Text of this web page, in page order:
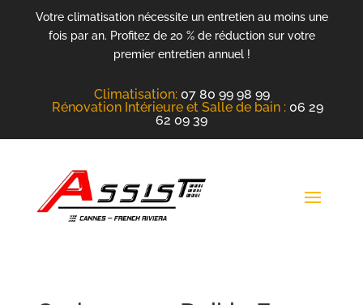
Votre climatisation nécessite un entretien au moins une
fois par an. Profitez de 20 % de réduction sur votre
premier entretien annuel !
Climatisation: 07 80 99 98 99
Rénovation Intérieure et Salle de bain : 06 29
62 09 39